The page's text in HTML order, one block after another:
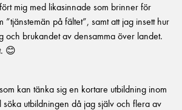
mig med likasinnade som brinner för
”tjänstemän på fältet”, samt att jag insett hur
och brukandet av densamma över landet.
😊
kan tänka sig en kortare utbildning inom
söka utbildningen då jag själv och flera av